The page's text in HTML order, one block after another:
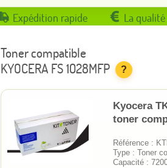
Expédition rapide La
Toner compatible
KYOCERA FS 1028MFP
?
Kyocera
toner
Référence :
Type : Toner
Capacité :